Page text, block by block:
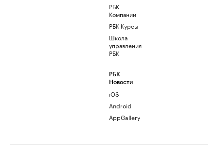
РБК
Компании
РБК Курсы
Школа
управления
РБК
РБК
Новости
iOS
Android
AppGallery